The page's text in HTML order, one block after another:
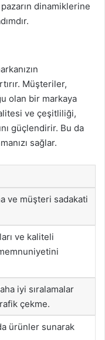
dinamiklerine
Müşteriler,
olan bir markaya
ve çeşitliliği,
güçlendirir. Bu da
sağlar.
ve müşteri sadakati
ve kaliteli
iyi sıralamalar
çekme.
ürünler sunarak